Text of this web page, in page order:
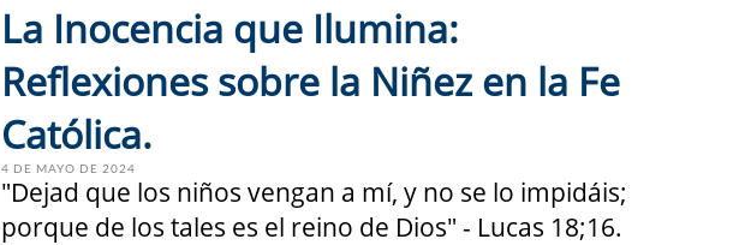
La Inocencia que Ilumina:
Reflexiones sobre la Niñez en la Fe
Católica.
4 DE MAYO DE 2024
"Dejad que los niños vengan a mí, y no se lo impidáis;
porque de los tales es el reino de Dios" - Lucas 18;16.